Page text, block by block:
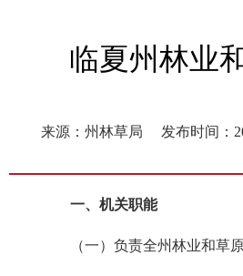
临夏州林业
来源：州林草局
发布时间：
一、机关职能
（一）负责全州林业和草原